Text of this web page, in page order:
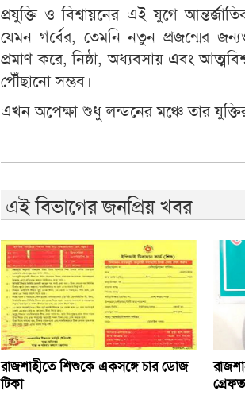
প্রযুক্তি ও বিশ্বায়নের এই যুগে
যেমন গর্বের, তেমনি নতুন প্রজন্মের
প্রমাণ করে, নিষ্ঠা, অধ্যবসায় এবং
পৌঁছানো সম্ভব।
এখন অপেক্ষা শুধু লন্ডনের মঞ্চে তার
এই বিভাগের জনপ্রিয় খবর
রাজশাহীতে শিশুকে একসঙ্গে চার ডোজ
টিকা